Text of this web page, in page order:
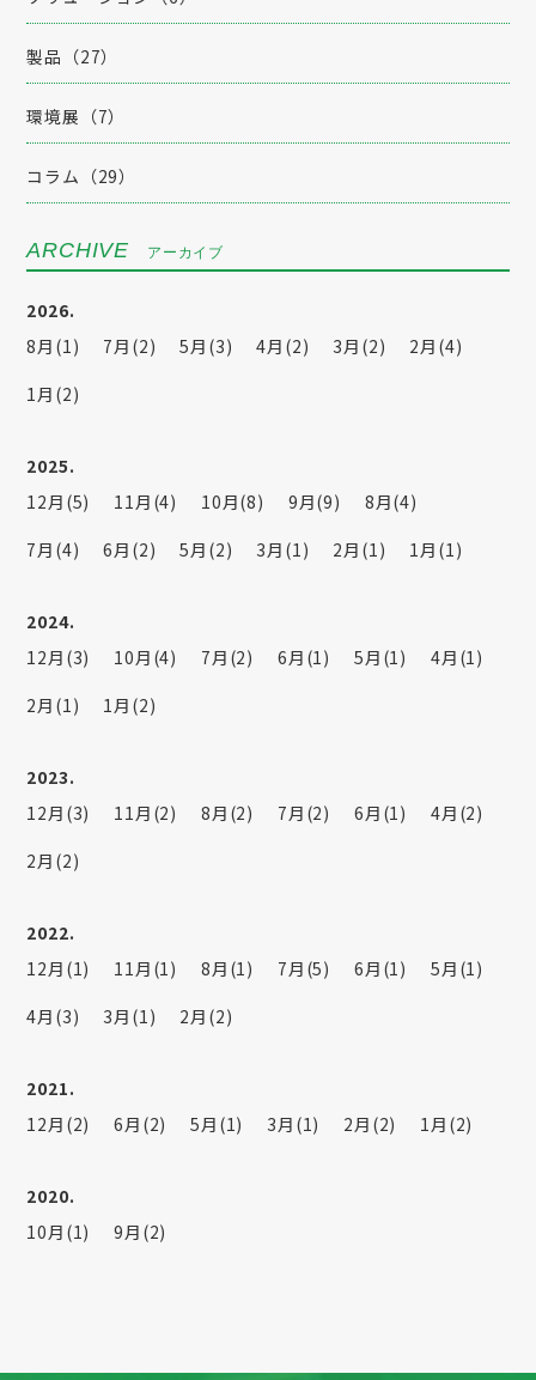
製品（27）
環境展（7）
コラム（29）
ARCHIVE アーカイブ
2026.
8月(1)
7月(2) 5月(3) 4月(2) 3月(2)
2月(4)
1月(2)
2025.
12月(5)
11月(4) 10月(8) 9月(9)
8月(4)
7月(4)
6月(2) 5月(2) 3月(1) 2月(1) 1月(1)
2024.
12月(3)
10月(4) 7月(2) 6月(1) 5月(1)
4月(1)
2月(1)
1月(2)
2023.
12月(3)
11月(2) 8月(2) 7月(2) 6月(1)
4月(2)
2月(2)
2022.
12月(1)
11月(1) 8月(1) 7月(5) 6月(1)
5月(1)
4月(3)
3月(1) 2月(2)
2021.
12月(2)
6月(2) 5月(1) 3月(1) 2月(2) 1月(2)
2020.
10月(1)
9月(2)